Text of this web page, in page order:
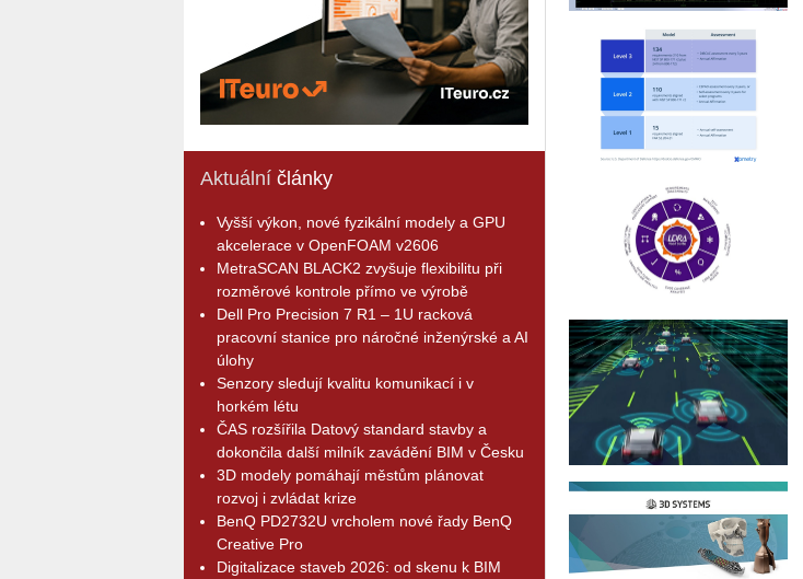
Aktuální články
Vyšší výkon, nové fyzikální modely a GPU
akcelerace v OpenFOAM v2606
MetraSCAN BLACK2 zvyšuje flexibilitu při
rozměrové kontrole přímo ve výrobě
Dell Pro Precision 7 R1 – 1U racková
pracovní stanice pro náročné inženýrské a AI
úlohy
Senzory sledují kvalitu komunikací i v
horkém létu
ČAS rozšířila Datový standard stavby a
dokončila další milník zavádění BIM v Česku
3D modely pomáhají městům plánovat
rozvoj i zvládat krize
BenQ PD2732U vrcholem nové řady BenQ
Creative Pro
Digitalizace staveb 2026: od skenu k BIM